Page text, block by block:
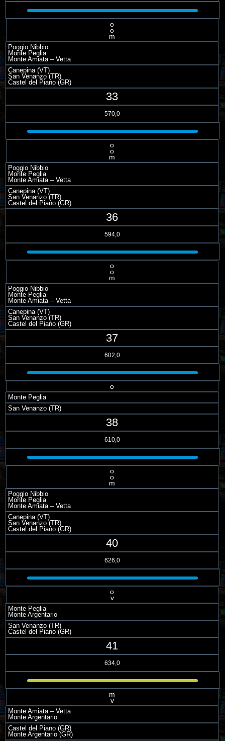
o
o
m
Poggio Nibbio
Monte Peglia
Monte Amiata – Vetta
Canepina (VT)
San Venanzo (TR)
Castel del Piano (GR)
33
570,0
o
o
m
Poggio Nibbio
Monte Peglia
Monte Amiata – Vetta
Canepina (VT)
San Venanzo (TR)
Castel del Piano (GR)
36
594,0
o
o
m
Poggio Nibbio
Monte Peglia
Monte Amiata – Vetta
Canepina (VT)
San Venanzo (TR)
Castel del Piano (GR)
37
602,0
o
Monte Peglia
San Venanzo (TR)
38
610,0
o
o
m
Poggio Nibbio
Monte Peglia
Monte Amiata – Vetta
Canepina (VT)
San Venanzo (TR)
Castel del Piano (GR)
40
626,0
o
v
Monte Peglia
Monte Argentario
San Venanzo (TR)
Castel del Piano (GR)
41
634,0
m
v
Monte Amiata – Vetta
Monte Argentario
Castel del Piano (GR)
Monte Argentario (GR)